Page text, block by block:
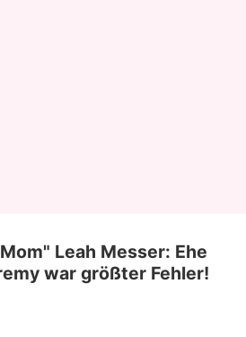
Leah Messer: Ehe
war größter Fehler!